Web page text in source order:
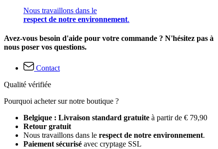
Nous travaillons dans le
respect de notre environnement.
Avez-vous besoin d'aide pour votre commande ? N'hésitez pas à
nous poser vos questions.
Contact
Qualité vérifiée
Pourquoi acheter sur notre boutique ?
Belgique : Livraison standard gratuite à partir de € 79,90
Retour gratuit
Nous travaillons dans le respect de notre environnement.
Paiement sécurisé avec cryptage SSL